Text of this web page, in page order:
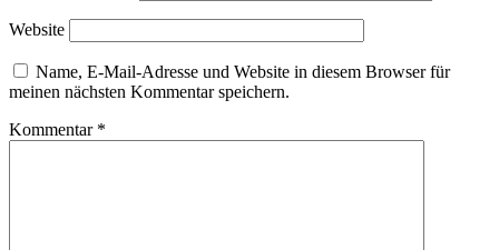
Website
Name, E-Mail-Adresse und Website in diesem Browser für
meinen nächsten Kommentar speichern.
Kommentar *